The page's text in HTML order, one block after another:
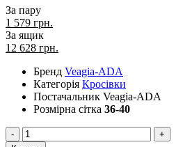
За пару
1 579 грн.
За ящик
12 628 грн.
Бренд Veagia-ADA
Категорія Кросівки
Постачальник Veagia-ADA
Розмірна сітка 36-40
-
+